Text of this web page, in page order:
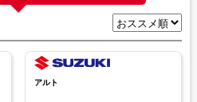
アルト